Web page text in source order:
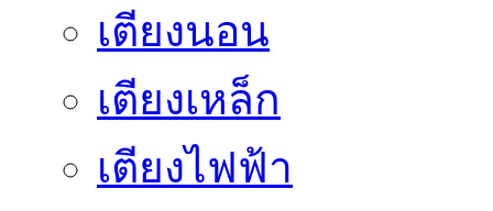
เตียงนอน
เตียงเหล็ก
เตียงไฟฟ้า